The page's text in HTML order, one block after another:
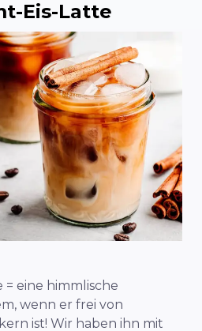
Eis-Latte
= eine himmlische
wenn er frei von
ist! Wir haben ihn mit